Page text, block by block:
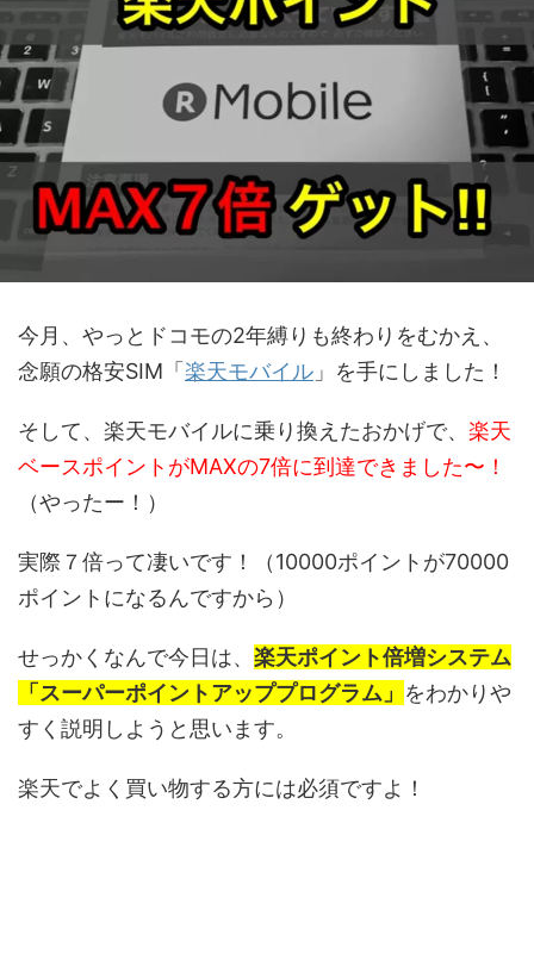
今月、やっとドコモの2年縛りも終わりをむかえ、
念願の格安SIM「楽天モバイル 」を手にしました！
そして、楽天モバイルに乗り換えたおかげで、 楽天
ベースポイントがMAXの7倍に到達できました〜！
（やったー！）
実際７倍って凄いです！（10000ポイントが70000
ポイントになるんですから）
せっかくなんで今日は、 楽天ポイント倍増システム
「スーパーポイントアッププログラム」 をわかりや
すく説明しようと思います。
楽天でよく買い物する方には必須ですよ！